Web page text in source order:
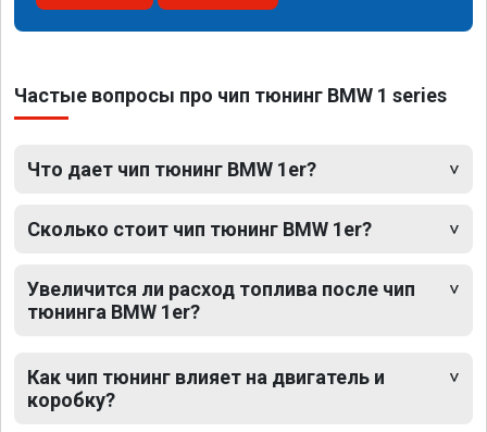
Частые вопросы про чип тюнинг BMW 1 series
Что дает чип тюнинг BMW 1er?
Сколько стоит чип тюнинг BMW 1er?
Увеличится ли расход топлива после чип
тюнинга BMW 1er?
Как чип тюнинг влияет на двигатель и
коробку?